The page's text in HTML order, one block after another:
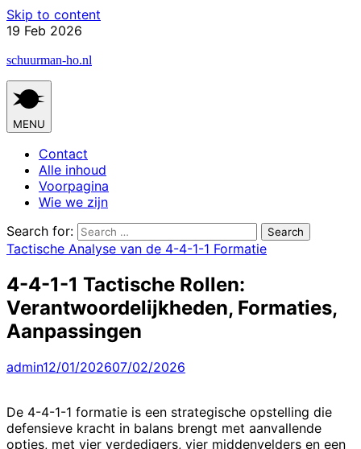
Skip to content
19 Feb 2026
schuurman-ho.nl
MENU
Contact
Alle inhoud
Voorpagina
Wie we zijn
Search for:
Tactische Analyse van de 4-4-1-1 Formatie
4-4-1-1 Tactische Rollen:
Verantwoordelijkheden, Formaties,
Aanpassingen
admin12/01/202607/02/2026
De 4-4-1-1 formatie is een strategische opstelling die
defensieve kracht in balans brengt met aanvallende
opties, met vier verdedigers, vier middenvelders en een